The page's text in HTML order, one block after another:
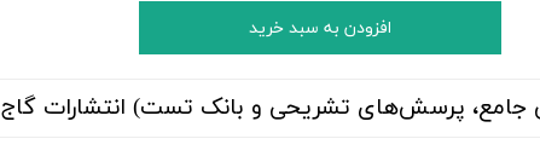
افزودن به سبد خرید
جامع، پرسش‌های تشریحی و بانک تست) انتشارات گاج